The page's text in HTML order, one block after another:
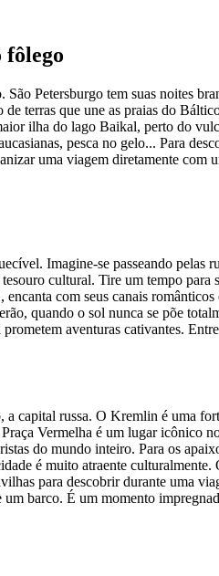
fôlego
Petersburgo tem suas noites
terras que une as praias do
ilha do lago Baikal, perto do
pesca no gelo... Para
uma viagem diretamente com
Imagine-se passeando
cultural. Tire um tempo
com seus canais
quando o sol nunca se põe
aventuras cativantes.
capital russa. O Kremlin é uma
Vermelha é um lugar
do mundo inteiro. Para os
é muito atraente
para descobrir durante uma
barco. É um momento